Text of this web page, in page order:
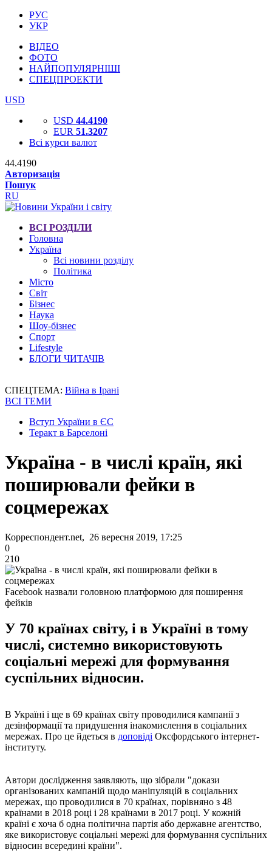
РУС
УКР
ВІДЕО
ФОТО
НАЙПОПУЛЯРНІШІ
СПЕЦПРОЕКТИ
USD
USD 44.4190
EUR 51.3207
Всі курси валют
44.4190
Авторизація
Пошук
RU
ВСІ РОЗДІЛИ
Головна
Україна
Всі новини розділу
Політика
Місто
Світ
Бізнес
Наука
Шоу-бізнес
Спорт
Lifestyle
БЛОГИ ЧИТАЧІВ
СПЕЦТЕМА: Війна в Ірані
ВСІ ТЕМИ
Вступ України в ЄС
Теракт в Барселоні
Україна - в числі країн, які
поширювали фейки в
соцмережах
Корреспондент.net, 26 вересня 2019, 17:25
0
210
Facebook назвали головною платформою для поширення
фейків
У 70 країнах світу, і в Україні в тому
числі, системно використовують
соціальні мережі для формування
суспільних відносин.
В Україні і ще в 69 країнах світу проводилися кампанії з
дезінформації та придушення інакомислення в соціальних
мережах. Про це йдеться в доповіді Оксфордського інтернет-
інституту.
Автори дослідження заявляють, що зібрали "докази
організованих кампаній щодо маніпуляцій в соціальних
мережах, що проводилися в 70 країнах, порівняно з 48
країнами в 2018 році і 28 країнами в 2017 році. У кожній
країні є хоча б одна політична партія або державне агентство,
яке використовує соціальні мережі для формування суспільних
відносин всередині країни".